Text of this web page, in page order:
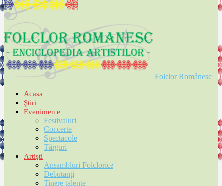
Folclor Românesc
Acasa
Ştiri
Evenimente
Festivaluri
Concerte
Spectacole
Târguri
Artişti
Ansambluri Folclorice
Debutanți
Tinere talente